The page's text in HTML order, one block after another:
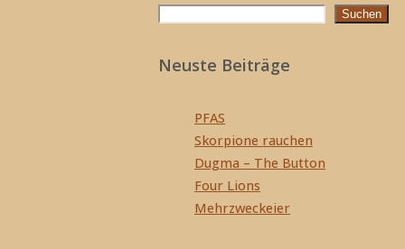
Suchen
Neuste Beiträge
PFAS
Skorpione rauchen
Dugma – The Button
Four Lions
Mehrzweckeier